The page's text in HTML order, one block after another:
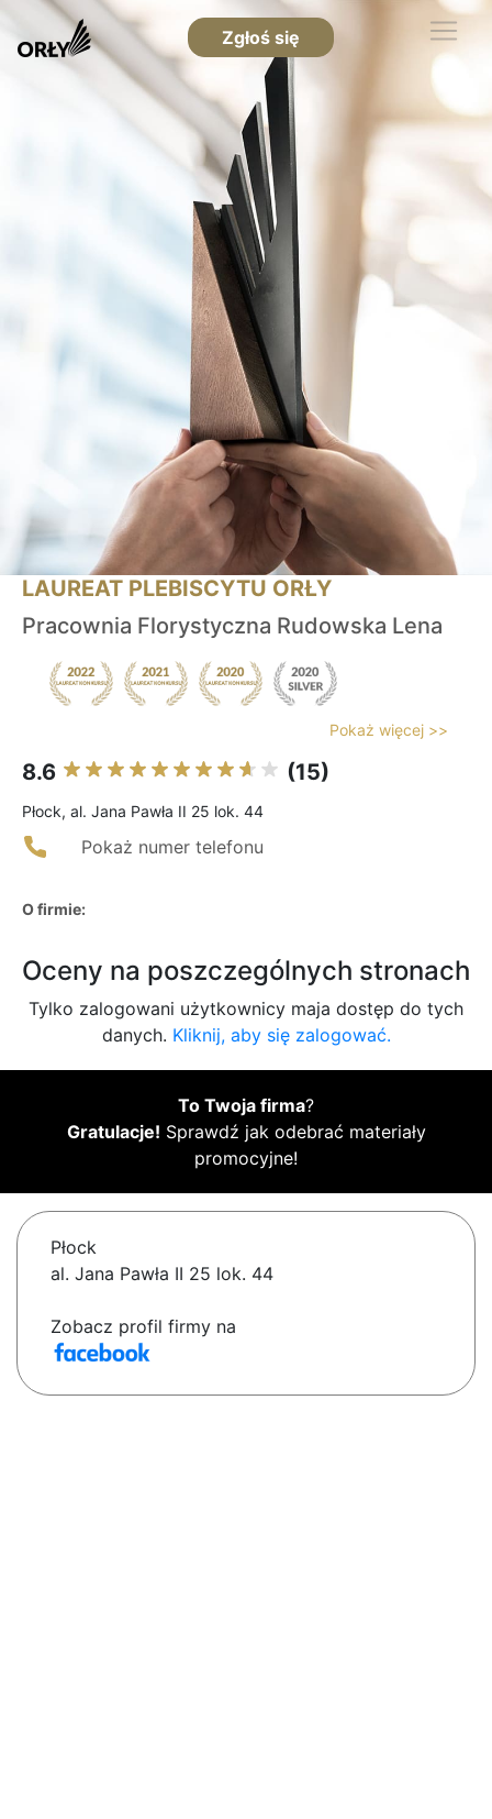
Zgłoś się
LAUREAT PLEBISCYTU ORŁY
Pracownia Florystyczna Rudowska Lena
Pokaż więcej >>
8.6 (15)
Płock, al. Jana Pawła II 25 lok. 44
Pokaż numer telefonu
O firmie:
Oceny na poszczególnych stronach
Tylko zalogowani użytkownicy maja dostęp do tych
danych. Kliknij, aby się zalogować.
To Twoja firma?
Gratulacje! Sprawdź jak odebrać materiały
promocyjne!
Płock
al. Jana Pawła II 25 lok. 44
Zobacz profil firmy na